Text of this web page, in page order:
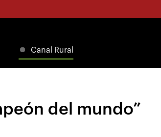
Canal Rural
del mundo”